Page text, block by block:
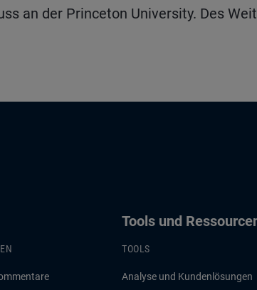
an der Princeton University. Des
Tools und
TOOLS
Analyse und Kundenlösungen